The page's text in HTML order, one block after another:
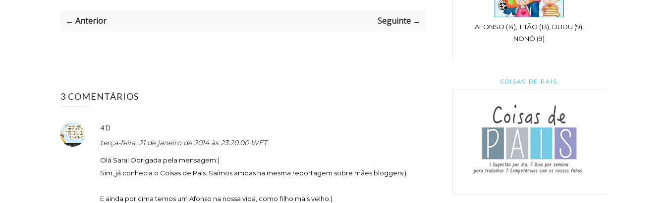
← Anterior Seguinte →
3 COMENTÁRIOS
4D
terça-feira, 21 de janeiro de 2014 às 23:20:00 WET
Olá Sara! Obrigada pela mensagem:)
Sim, já conhecia o Coisas de Pais. Saímos ambas na mesma reportagem sobre mães bloggers:)
E ainda por cima temos um Afonso na nossa vida, como filho mais velho:)
AFONSO (14), TITÃO (13), DUDU (9),
NONÔ (9)
COISAS DE PAIS